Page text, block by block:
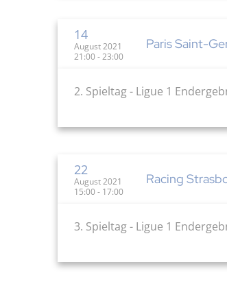
14
August 2021
21:00 - 23:00
Paris Saint-
2. Spieltag - Ligue 1
22
August 2021
15:00 - 17:00
Racing
3. Spieltag - Ligue 1